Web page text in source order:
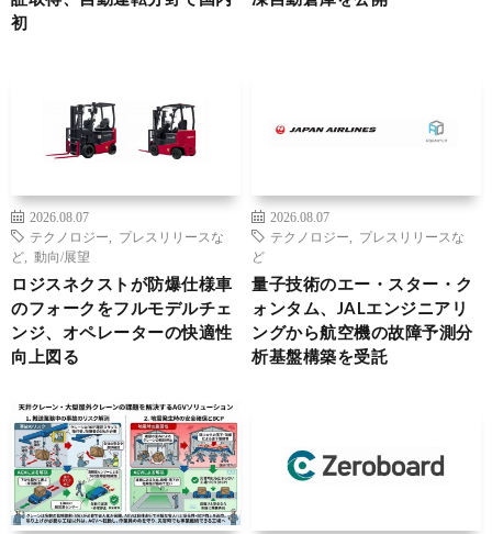
初
2026.08.07
テクノロジー
プレスリリースな
ど
動向/展望
ロジスネクストが防爆仕様車
のフォークをフルモデルチェ
ンジ、オペレーターの快適性
向上図る
2026.08.07
テクノロジー
プレスリリースな
ど
量子技術のエー・スター・ク
ォンタム、JALエンジニアリ
ングから航空機の故障予測分
析基盤構築を受託